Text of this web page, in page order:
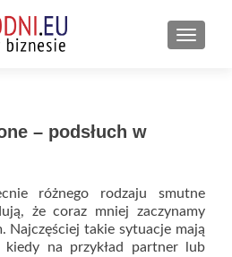
– podsłuch w
różnego rodzaju smutne
że coraz mniej zaczynamy
Najczęściej takie sytuacje mają
kiedy na przykład partner lub